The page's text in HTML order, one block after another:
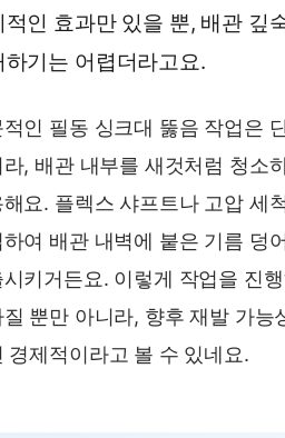
적인 효과만 있을 뿐, 배관 깊
하기는 어렵더라고요.
인 필동 싱크대 뚫음 작업은
, 배관 내부를 새것처럼 청소
요. 플렉스 샤프트나 고압 세
여 배관 내벽에 붙은 기름 덩
키거든요. 이렇게 작업을 진
뿐만 아니라, 향후 재발 가능
경제적이라고 볼 수 있네요.